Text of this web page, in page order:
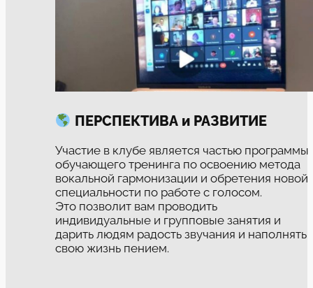
ПЕРСПЕКТИВА и РАЗВИТИЕ
Участие в клубе является частью программы
обучающего тренинга по освоению метода
вокальной гармонизации и обретения новой
специальности по работе с голосом.
Это позволит вам проводить
индивидуальные и групповые занятия и
дарить людям радость звучания и наполнять
свою жизнь пением.